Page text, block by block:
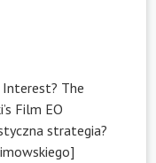
Interest? The
Film EO
strategia?